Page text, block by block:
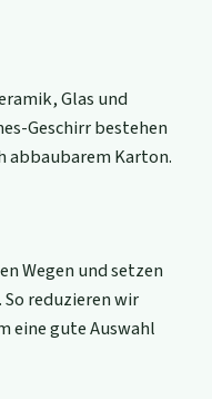
Glas und
Geschirr bestehen
abbaubarem Karton.
Wegen und setzen
reduzieren wir
eine gute Auswahl